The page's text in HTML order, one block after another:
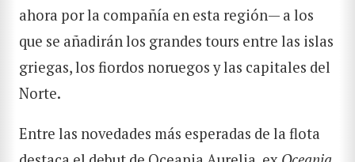
ahora por la compañía en esta región— a los
que se añadirán los grandes tours entre las islas
griegas, los fiordos noruegos y las capitales del
Norte.
Entre las novedades más esperadas de la flota